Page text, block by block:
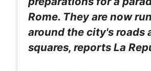
Rome. They are now
around the city's roads
squares, reports La